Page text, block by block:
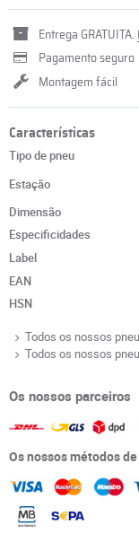
Entrega GRATUITA.
Pagamento seguro
Montagem fácil
Características
Tipo de pneu
Estação
Dimensão
Especificidades
Label
EAN
HSN
Todos os nossos
Todos os nossos
Os nossos parceiros
Os nossos métodos